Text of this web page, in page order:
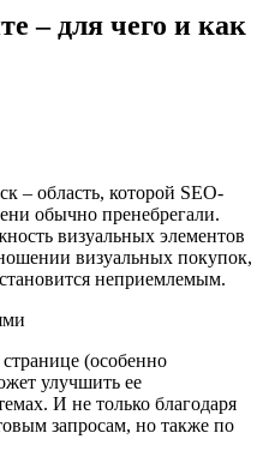
– для чего и как
– область, которой SEO-
обычно пренебрегали.
визуальных элементов
визуальных покупок,
неприемлемым.
(особенно
улучшить ее
И не только благодаря
запросам, но также по